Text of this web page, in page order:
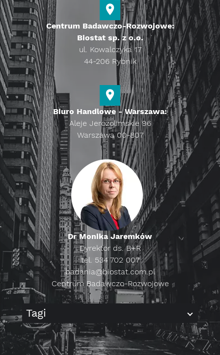
Centrum Badawczo-Rozwojowe:
Biostat sp. z o.o.
ul. Kowalczyka 17
44-206 Rybnik
Biuro Handlowe - Warszawa:
Aleje Jerozolimskie 96
Warszawa 00-807
Dr Monika Jaremków
Dyrektor ds. B+R
tel. 534 702 007
badania@biostat.com.pl
Centrum Badawczo-Rozwojowe
Tagi